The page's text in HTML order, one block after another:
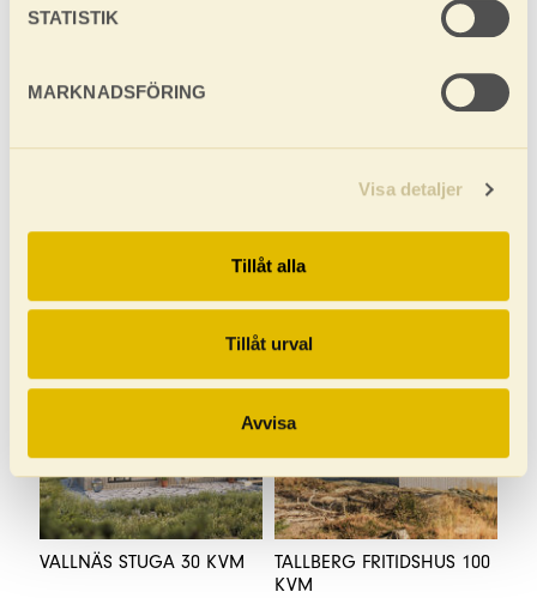
STATISTIK
MARKNADSFÖRING
Visa detaljer
Tillåt alla
Tillåt urval
Avvisa
BÄCKNÄS STUGA 15 KVM FISKO FÖRRÅD 15 KVM
VALLNÄS STUGA 30 KVM
TALLBERG FRITIDSHUS 100
KVM